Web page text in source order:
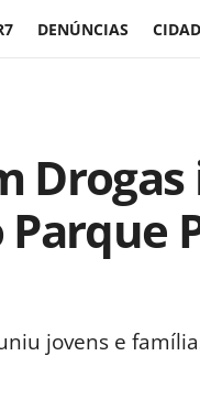
DENÚNCIAS
jovens e